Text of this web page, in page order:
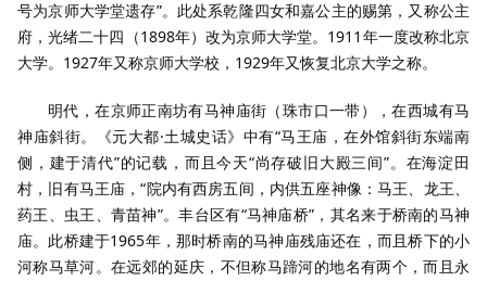
号为京师大学堂遗存”。此处系乾隆四女和嘉公主的赐第，又称公主
府，光绪二十四（1898年）改为京师大学堂。1911年一度改称北京
大学。1927年又称京师大学校，1929年又恢复北京大学之称。
明代，在京师正南坊有马神庙街（珠市口一带），在西城有马
神庙斜街。《元大都·土城史话》中有“马王庙，在外馆斜街东端南
侧，建于清代”的记载，而且今天“尚存破旧大殿三间”。在海淀田
村，旧有马王庙，“院内有西房五间，内供五座神像：马王、龙王、
药王、虫王、青苗神”。丰台区有“马神庙桥”，其名来于桥南的马神
庙。此桥建于1965年，那时桥南的马神庙残庙还在，而且桥下的小
河称马草河。在远郊的延庆，不但称马蹄河的地名有两个，而且永